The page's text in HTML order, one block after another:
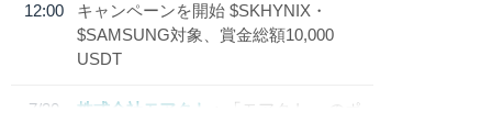
12:00
キャンペーンを開始 $SKHYNIX・
$SAMSUNG対象、賞金総額10,000
USDT
7/30
株式会社モアクト
「モアクト」 のポ